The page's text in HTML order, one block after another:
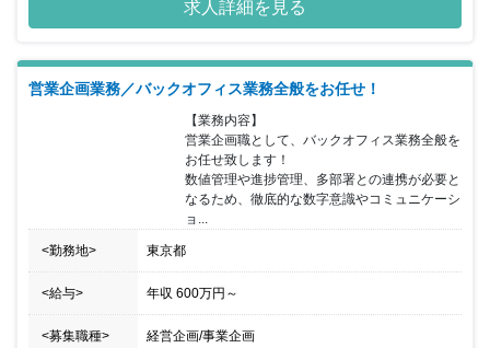
ることとなりました。配属先のエンプロイーリレーションズ部は、
「成長を加速させるプロフェッショナル集団として、”人財”という
いくチームです。一つの分野に限らず、様々な領域（採用・育成・
人材開発・制度構築など）を経験し、人事キャリアを最大化するこ
略策定に取り組み貢献していただける方を歓迎いたします。
求人詳細を見る
営業企画業務／バックオフィス業務全般をお任せ！
【業務内容】
営業企画職として、バックオフィス業務全般を
お任せ致します！
数値管理や進捗管理、多部署との連携が必要と
なるため、徹底的な数字意識やコミュニケーシ
ョ...
<勤務地> 東京都
<給与> 年収 600万円 ～
<募集職種> 経営企画/事業企画